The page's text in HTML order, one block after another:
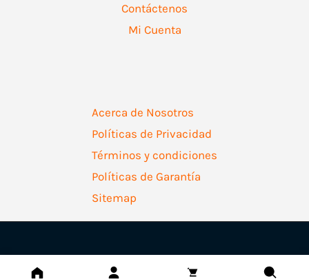
Contáctenos
Mi Cuenta
Acerca de Nosotros
Políticas de Privacidad
Términos y condiciones
Políticas de Garantía
Sitemap